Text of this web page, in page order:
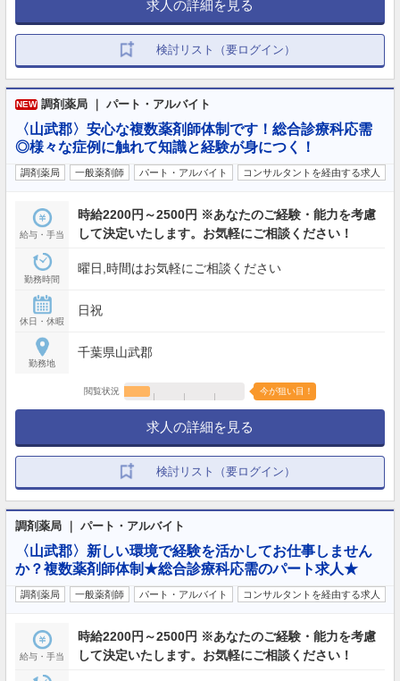
求人の詳細を見る
検討リスト（要ログイン）
NEW 調剤薬局 ｜ パート・アルバイト
〈山武郡〉安心な複数薬剤師体制です！総合診療科応需
◎様々な症例に触れて知識と経験が身につく！
調剤薬局 一般薬剤師 パート・アルバイト コンサルタントを経由する求人
給与・手当
時給2200円～2500円 ※あなたのご経験・能力を考慮
して決定いたします。お気軽にご相談ください！
勤務時間
曜日,時間はお気軽にご相談ください
休日・休暇
日祝
勤務地
千葉県山武郡
閲覧状況 今が狙い目！
求人の詳細を見る
検討リスト（要ログイン）
調剤薬局 ｜ パート・アルバイト
〈山武郡〉新しい環境で経験を活かしてお仕事しません
か？複数薬剤師体制★総合診療科応需のパート求人★
調剤薬局 一般薬剤師 パート・アルバイト コンサルタントを経由する求人
給与・手当
時給2200円～2500円 ※あなたのご経験・能力を考慮
して決定いたします。お気軽にご相談ください！